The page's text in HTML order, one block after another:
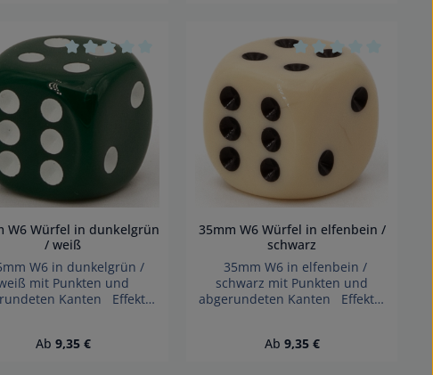
Erstickungsgefahr!
von 0 von 5 Sternen
Durchschnittliche Bewertung von 0 von 5 Sternen
W6 Würfel in dunkelgrün
/ weiß
W6 in dunkelgrün /
mit Punkten und
Kanten Effekte:
Kleinteile nicht
Regulärer Preis:
Ab 9,35 €
Durchschnittliche
35mm W6 Würfel in elfenbein /
schwarz
35mm W6 in elfenbein /
schwarz mit Punkten und
abgerundeten Kanten Effekte:
verschluckbarer Kleinteile nicht
Regulärer Preis:
Ab 9,35 €